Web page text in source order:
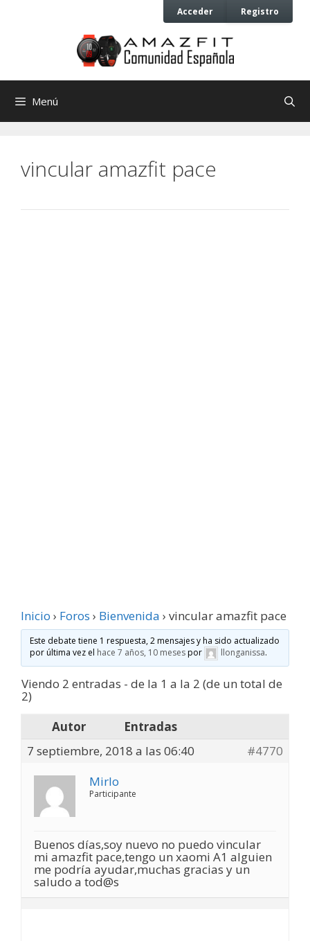
Acceder Registro
Menú
vincular amazfit pace
Inicio › Foros › Bienvenida › vincular amazfit pace
Este debate tiene 1 respuesta, 2 mensajes y ha sido actualizado
por última vez el hace 7 años, 10 mesespor llonganissa.
Viendo 2 entradas - de la 1 a la 2 (de un total de
2)
Autor
Entradas
7 septiembre, 2018 a las 06:40
#4770
Mirlo
Participante
Buenos días,soy nuevo no puedo vincular
mi amazfit pace,tengo un xaomi A1 alguien
me podría ayudar,muchas gracias y un
saludo a tod@s